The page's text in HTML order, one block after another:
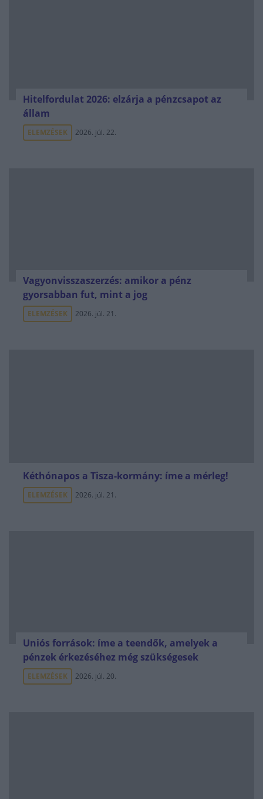
Hitelfordulat 2026: elzárja a pénzcsapot az
állam
ELEMZÉSEK 2026. júl. 22.
Vagyonvisszaszerzés: amikor a pénz
gyorsabban fut, mint a jog
ELEMZÉSEK 2026. júl. 21.
Kéthónapos a Tisza-kormány: íme a mérleg!
ELEMZÉSEK 2026. júl. 21.
Uniós források: íme a teendők, amelyek a
pénzek érkezéséhez még szükségesek
ELEMZÉSEK 2026. júl. 20.